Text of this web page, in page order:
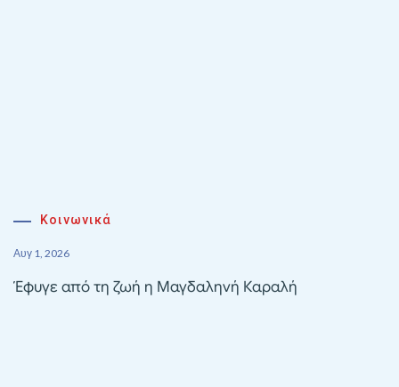
Κοινωνικά
Αυγ 1, 2026
Έφυγε από τη ζωή η Μαγδαληνή Καραλή